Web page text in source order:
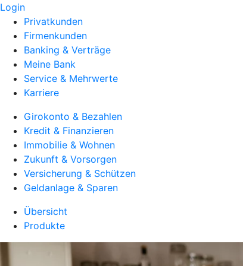
Login
Privatkunden
Firmenkunden
Banking & Verträge
Meine Bank
Service & Mehrwerte
Karriere
Girokonto & Bezahlen
Kredit & Finanzieren
Immobilie & Wohnen
Zukunft & Vorsorgen
Versicherung & Schützen
Geldanlage & Sparen
Übersicht
Produkte